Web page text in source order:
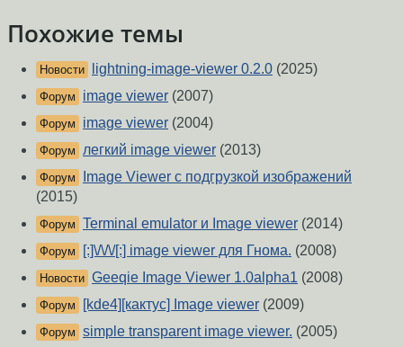
Похожие темы
Новости lightning-image-viewer 0.2.0 (2025)
Форум image viewer (2007)
Форум image viewer (2004)
Форум легкий image viewer (2013)
Форум
Image Viewer с подгрузкой изображений
(2015)
Форум Terminal emulator и Image viewer (2014)
Форум [:]\/\/\/[:] image viewer для Гнома. (2008)
Новости Geeqie Image Viewer 1.0alpha1 (2008)
Форум [kde4][кактус] Image viewer (2009)
Форум simple transparent image viewer. (2005)